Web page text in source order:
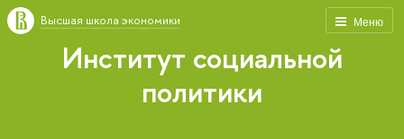
Меню
Высшая школа экономики
Институт социальной
политики